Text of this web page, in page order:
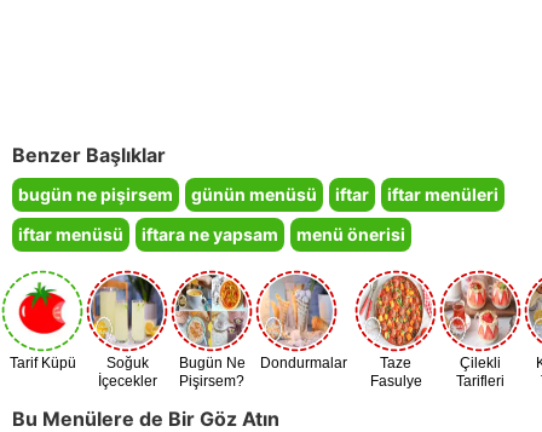
Benzer Başlıklar
bugün ne pişirsem günün menüsü iftar
iftar menüleri
iftar menüsü
iftara ne yapsam menü önerisi
Tarif Küpü
Soğuk
İçecekler
Bugün Ne
Pişirsem?
Dondurmalar
Taze
Fasulye
Çilekli
Tarifleri
Bu Menülere de Bir Göz Atın